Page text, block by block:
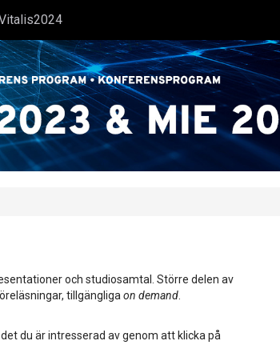
och studiosamtal. Större delen av
tillgängliga on demand
du är intresserad av genom att klicka på